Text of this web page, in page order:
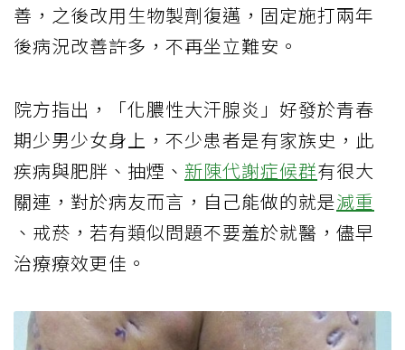
善，之後改用生物製劑復邁，固定施打兩年
後病況改善許多，不再坐立難安。
院方指出，「化膿性大汗腺炎」好發於青春
期少男少女身上，不少患者是有家族史，此
疾病與肥胖、抽煙、 新陳代謝症候群有很大
關連，對於病友而言，自己能做的就是減重
、戒菸，若有類似問題不要羞於就醫，儘早
治療療效更佳。